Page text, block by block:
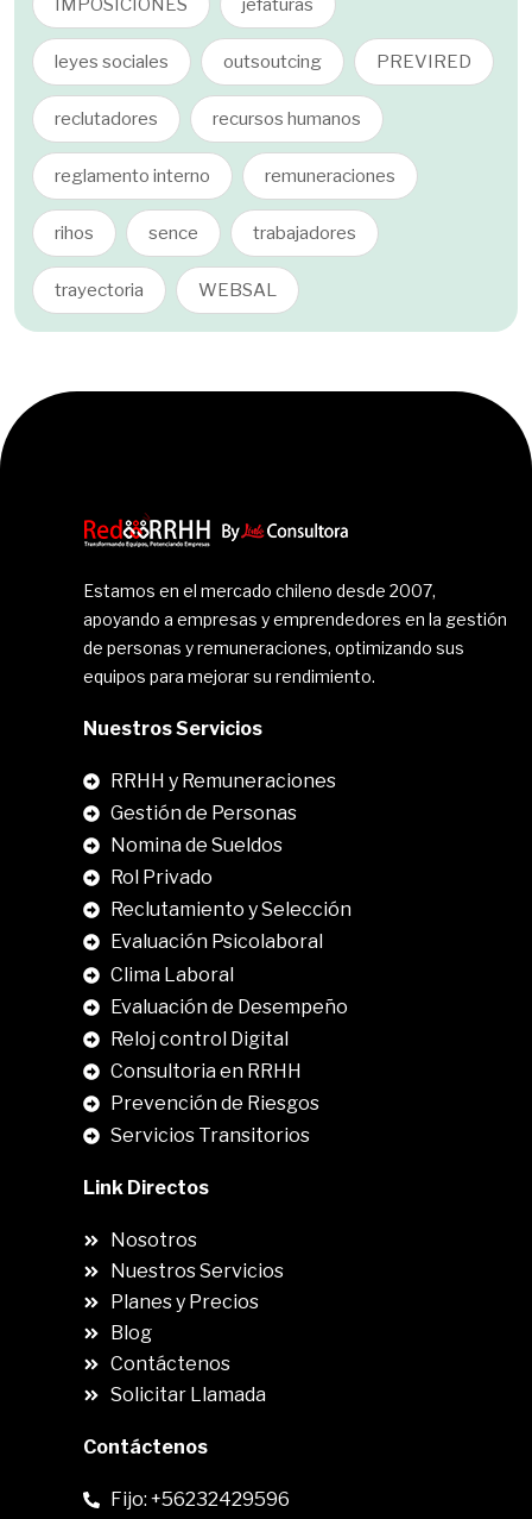
IMPOSICIONES jefaturas
leyes sociales outsoutcing PREVIRED
reclutadores recursos humanos
reglamento interno remuneraciones
rihos sence trabajadores
trayectoria WEBSAL
Estamos en el mercado chileno desde 2007,
apoyando a empresas y emprendedores en la gestión
de personas y remuneraciones, optimizando sus
equipos para mejorar su rendimiento.
Nuestros Servicios
RRHH y Remuneraciones
Gestión de Personas
Nomina de Sueldos
Rol Privado
Reclutamiento y Selección
Evaluación Psicolaboral
Clima Laboral
Evaluación de Desempeño
Reloj control Digital
Consultoria en RRHH
Prevención de Riesgos
Servicios Transitorios
Link Directos
Nosotros
Nuestros Servicios
Planes y Precios
Blog
Contáctenos
Solicitar Llamada
Contáctenos
Fijo: +56232429596